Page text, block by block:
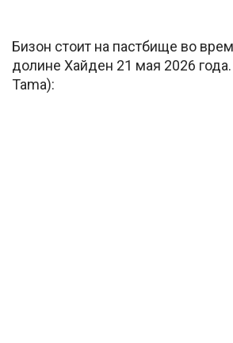
Бизон стоит на пастбище во
долине Хайден 21 мая 2026
Tama):